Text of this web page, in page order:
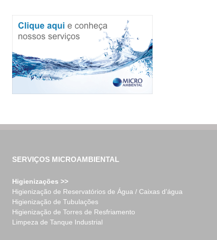
SERVIÇOS MICROAMBIENTAL
Higienizações >>
Higienização de Reservatórios de Água / Caixas d’água
Higienização de Tubulações
Higienização de Torres de Resfriamento
Limpeza de Tanque Industrial